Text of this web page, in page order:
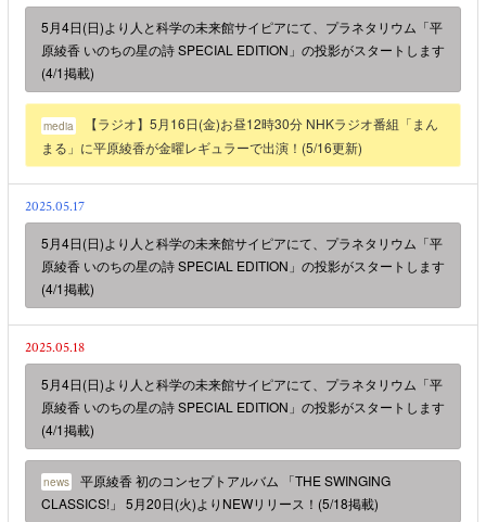
5月4日(日)より人と科学の未来館サイピアにて、プラネタリウム「平
原綾香 いのちの星の詩 SPECIAL EDITION」の投影がスタートします
(4/1掲載)
media
【ラジオ】5月16日(金)お昼12時30分 NHKラジオ番組「まん
まる」に平原綾香が金曜レギュラーで出演！(5/16更新)
2025.05.17
5月4日(日)より人と科学の未来館サイピアにて、プラネタリウム「平
原綾香 いのちの星の詩 SPECIAL EDITION」の投影がスタートします
(4/1掲載)
2025.05.18
5月4日(日)より人と科学の未来館サイピアにて、プラネタリウム「平
原綾香 いのちの星の詩 SPECIAL EDITION」の投影がスタートします
(4/1掲載)
news
平原綾香 初のコンセプトアルバム 「THE SWINGING
CLASSICS!」 5月20日(火)よりNEWリリース！(5/18掲載)